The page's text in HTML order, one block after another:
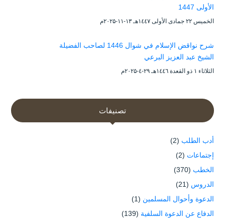
الأولى 1447
الخميس ۲۲ جمادى الأولى ۱٤٤۷هـ ۱۳-۱۱-۲۰۲۵م
شرح نواقض الإسلام في شوال 1446 لصاحب الفضيلة
الشيخ عبد العزيز البرعي
الثلاثاء ۱ ذو القعدة ۱٤٤٦هـ ۲۹-٤-۲۰۲۵م
تصنيفات
أدب الطلب (2)
إجتماعات (2)
الخطب (370)
الدروس (21)
الدعوة وأحوال المسلمين (1)
الدفاع عن الدعوة السلفية (139)